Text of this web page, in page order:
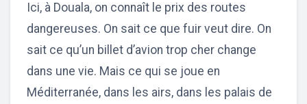
Ici, à Douala, on connaît le prix des routes
dangereuses. On sait ce que fuir veut dire. On
sait ce qu’un billet d’avion trop cher change
dans une vie. Mais ce qui se joue en
Méditerranée, dans les airs, dans les palais de